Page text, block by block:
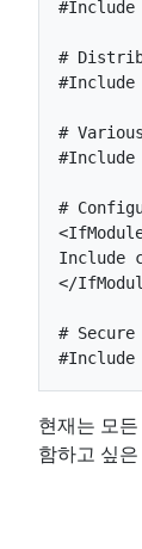
#
#
#
Include
</
# Secure
현재는 모
함하고 싶